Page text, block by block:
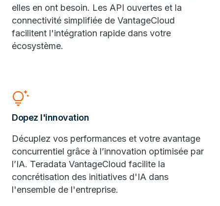
elles en ont besoin. Les API ouvertes et la
connectivité simplifiée de VantageCloud
facilitent l'intégration rapide dans votre
écosystème.
tips_and_updates
Dopez l'innovation
Décuplez vos performances et votre avantage
concurrentiel grâce à l’innovation optimisée par
l’IA. Teradata VantageCloud facilite la
concrétisation des initiatives d'IA dans
l'ensemble de l'entreprise.